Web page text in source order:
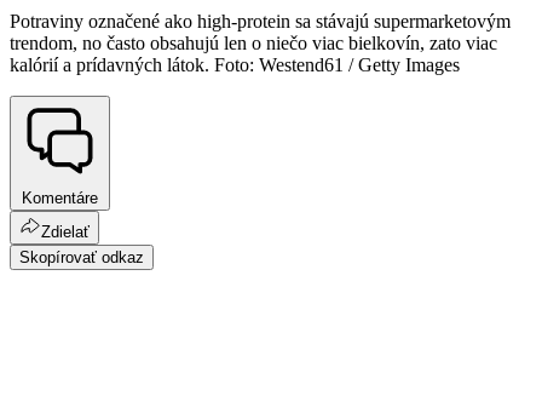
Potraviny označené ako high-protein sa stávajú supermarketovým
trendom, no často obsahujú len o niečo viac bielkovín, zato viac
kalórií a prídavných látok. Foto: Westend61 / Getty Images
Komentáre
Zdielať
Skopírovať odkaz